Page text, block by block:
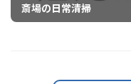
斎場の日常清掃